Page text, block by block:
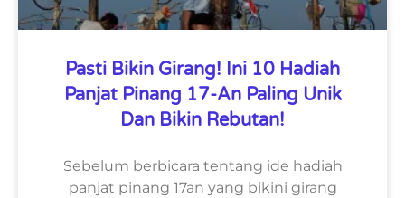
Pasti Bikin Girang! Ini 10 Hadiah
Panjat Pinang 17-An Paling Unik
Dan Bikin Rebutan!
Sebelum berbicara tentang ide hadiah
panjat pinang 17an yang bikini girang